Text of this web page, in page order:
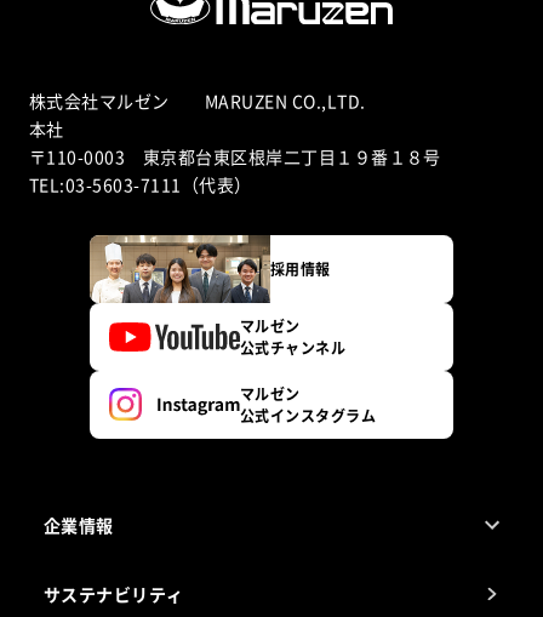
株式会社マルゼン MARUZEN CO.,LTD.
本社
〒110-0003 東京都台東区根岸二丁目１９番１８号
TEL:03-5603-7111（代表）
採用情報
マルゼン
公式チャンネル
マルゼン
公式インスタグラム
企業情報
サステナビリティ